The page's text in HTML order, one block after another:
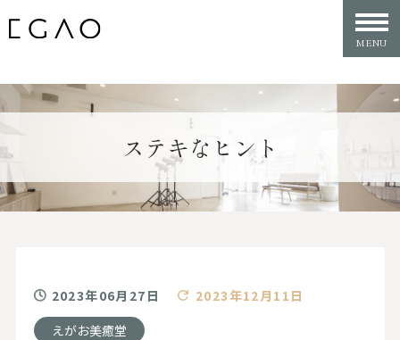
ステキなヒント
2023年06月27日
2023年12月11日
えがお美癒堂